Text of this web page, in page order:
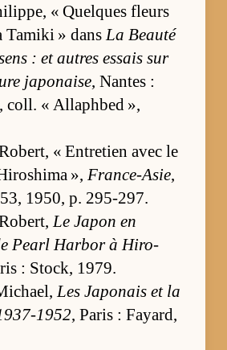
« Quelques fleurs
Ta­miki » dans La Beauté
: et autres es­sais sur
ja­po­naise, Nantes :
coll. « Al­la­ph­bed »,
« En­tre­tien avec le
», France-Asie,
1950, p. 295-297.
Le Ja­pon en
Pearl Har­bor à Hi­ro­
: Sto­ck, 1979.
Les Ja­po­nais et la
1952, Pa­ris : Fayard,